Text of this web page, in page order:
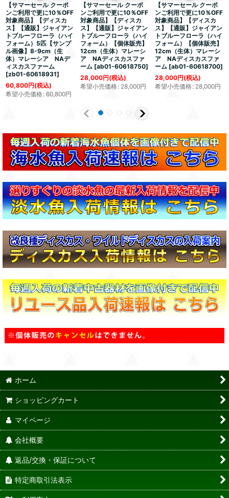
【サマーセール クーポ
ンご利用で更に10％OFF
対象商品】【ディスカ
ス】【通販】ジャイアン
トブルーフローラ（ハイ
フォーム）5匹【サンプ
ル画像】8-9cm（生
体）マレーシア NAデ
ィスカスファーム
[zb01-60618931]
60,800円(税込)
希望小売価格: 60,800円
【サマーセール クーポ
ンご利用で更に10％OFF
対象商品】【ディスカ
ス】【通販】ジャイアン
トブルーフローラ（ハイ
フォーム）【個体販売】
12cm（生体）マレーシ
ア NAディスカスファ
ーム [ab01-60618750]
28,000円(税込)
希望小売価格: 28,000円
【サマーセール クーポ
ンご利用で更に10％OFF
対象商品】【ディスカ
ス】【通販】ジャイアン
トブルーフローラ（ハイ
フォーム）【個体販売】
12cm（生体）マレーシ
ア NAディスカスファ
ーム [ab01-60618700]
28,000円(税込)
希望小売価格: 28,000円
ホーム
ショッピングカート
マイページ
会社概要
返品/交換・保証について
特定商取引法表示